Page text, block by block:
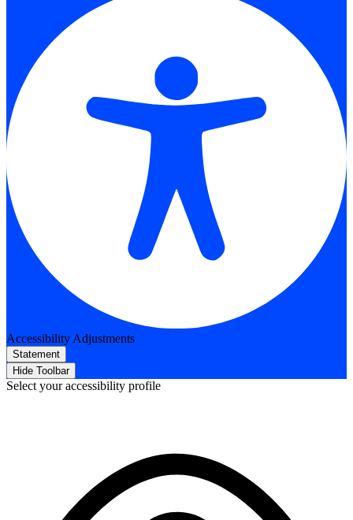
Accessibility Adjustments
Statement
Hide Toolbar
Select your accessibility profile